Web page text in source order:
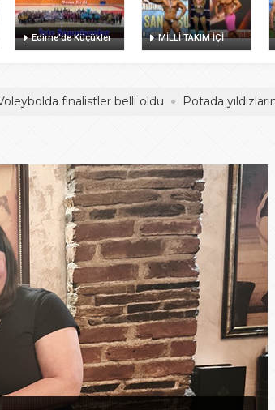
Edirne’de Küçükler MİLLİ TAKIM İÇİ
finalistler belli oldu Potada yıldızların